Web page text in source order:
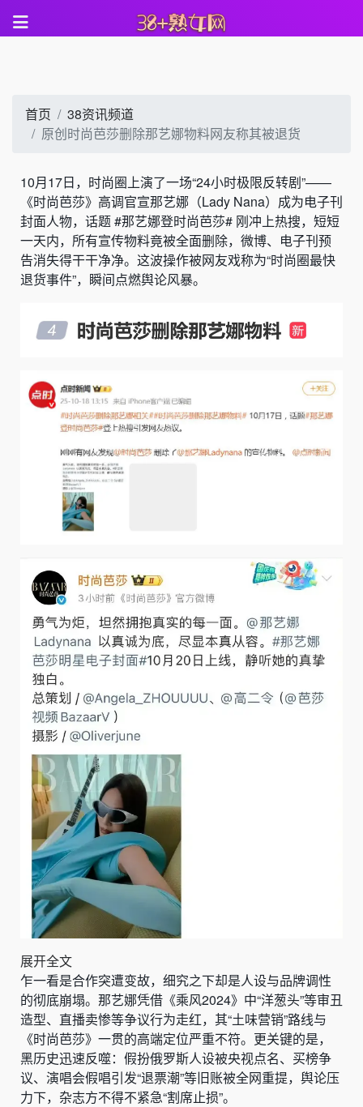
首页
38资讯频道
原创时尚芭莎删除那艺娜物料网友称其被退货
10月17日，时尚圈上演了一场“24小时极限反转剧”——
《时尚芭莎》高调官宣那艺娜（Lady Nana）成为电子刊
封面人物，话题 #那艺娜登时尚芭莎# 刚冲上热搜，短短
一天内，所有宣传物料竟被全面删除，微博、电子刊预
告消失得干干净净。这波操作被网友戏称为“时尚圈最快
退货事件”，瞬间点燃舆论风暴。
展开全文
乍一看是合作突遭变故，细究之下却是人设与品牌调性
的彻底崩塌。那艺娜凭借《乘风2024》中“洋葱头”等审丑
造型、直播卖惨等争议行为走红，其“土味营销”路线与
《时尚芭莎》一贯的高端定位严重不符。更关键的是，
黑历史迅速反噬：假扮俄罗斯人设被央视点名、买榜争
议、演唱会假唱引发“退票潮”等旧账被全网重提，舆论压
力下，杂志方不得不紧急“割席止损”。